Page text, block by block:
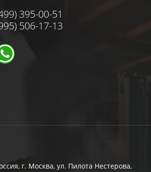
395-00-51
506-17-13
г. Москва, ул. Пилота Нестерова,